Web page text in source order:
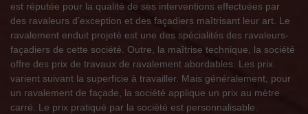
est réputée pour la qualité de ses interventions effectuées par
des ravaleurs d’exception et des façadiers maîtrisant leur art. Le
ravalement enduit projeté est une des spécialités des ravaleurs-
façadiers de cette société. Outre, la maîtrise technique, la société
offre des prix de travaux de ravalement abordables. Les prix
varient suivant la superficie à travailler. Mais généralement, pour
un ravalement de façade, la société applique un prix au mètre
carré. Le prix pratiqué par la société est personnalisable.